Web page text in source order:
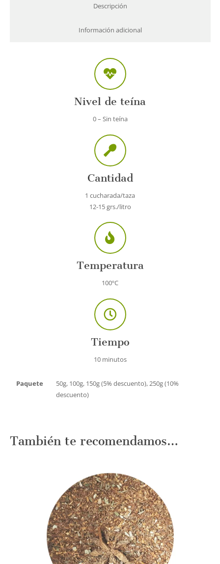
Descripción
Información adicional
Nivel de teína
0 – Sin teína
Cantidad
1 cucharada/taza
12-15 grs./litro
Temperatura
100ºC
Tiempo
10 minutos
Paquete
50g, 100g, 150g (5% descuento), 250g (10%
descuento)
También te recomendamos…